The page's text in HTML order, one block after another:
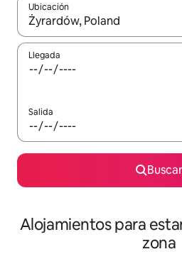
Ubicación
Cuando los resultados estén
Llegada
Salida
Buscar
Alojamientos para
zona